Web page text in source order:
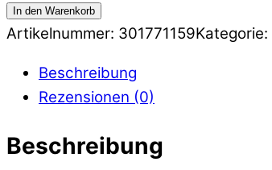
In den Warenkorb
Artikelnummer: 301771159Kategorie:
Beschreibung
Rezensionen (0)
Beschreibung